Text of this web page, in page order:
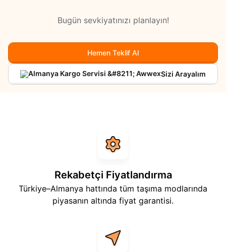
HakkımızdaBugün sevkiyatınızı planlayın!
Hemen Teklif Al
Sizi Arayalım
Rekabetçi Fiyatlandırma
Türkiye–Almanya hattında tüm taşıma modlarında
piyasanın altında fiyat garantisi.